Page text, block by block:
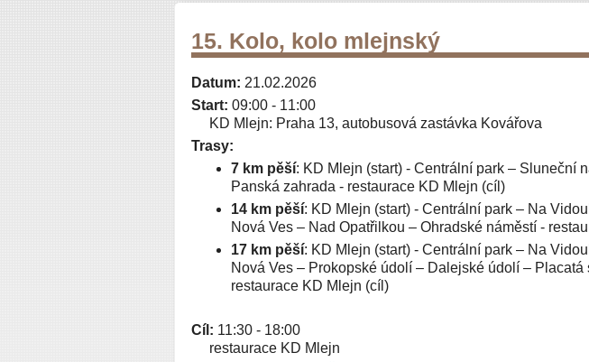
15. Kolo, kolo mlejnský
Datum: 21.02.2026
Start: 09:00 - 11:00
KD Mlejn: Praha 13, autobusová zastávka Kovářova
Trasy:
7 km pěší: KD Mlejn (start) - Centrální park – Sluneční
Panská zahrada - restaurace KD Mlejn (cíl)
14 km pěší: KD Mlejn (start) - Centrální park – Na
Nová Ves – Nad Opatřilkou – Ohradské náměstí -
17 km pěší: KD Mlejn (start) - Centrální park – Na
Nová Ves – Prokopské údolí – Dalejské údolí – Placatá
restaurace KD Mlejn (cíl)
Cíl: 11:30 - 18:00
restaurace KD Mlejn